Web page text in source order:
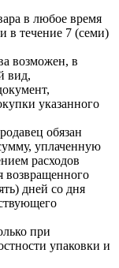
в любое время
в течение 7 (семи)
возможен, в
вид,
указанного
обязан
уплаченную
расходов
возвращенного
дней со дня
при
упаковки и